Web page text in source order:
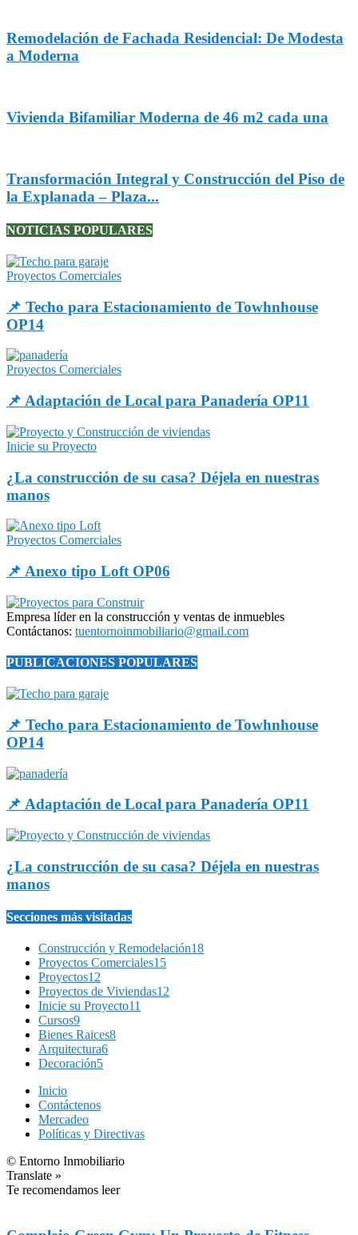
Remodelación de Fachada Residencial: De Modesta
a Moderna
Vivienda Bifamiliar Moderna de 46 m2 cada una
Transformación Integral y Construcción del Piso de
la Explanada – Plaza...
NOTICIAS POPULARES
Proyectos Comerciales
📌 Techo para Estacionamiento de Towhnhouse
OP14
Proyectos Comerciales
📌 Adaptación de Local para Panadería OP11
Inicie su Proyecto
¿La construcción de su casa? Déjela en nuestras
manos
Proyectos Comerciales
📌 Anexo tipo Loft OP06
Empresa líder en la construcción y ventas de inmuebles
Contáctanos: tuentornoinmobiliario@gmail.com
PUBLICACIONES POPULARES
📌 Techo para Estacionamiento de Towhnhouse
OP14
📌 Adaptación de Local para Panadería OP11
¿La construcción de su casa? Déjela en nuestras
manos
Secciones más visitadas
Construcción y Remodelación18
Proyectos Comerciales15
Proyectos12
Proyectos de Viviendas12
Inicie su Proyecto11
Cursos9
Bienes Raices8
Arquitectura6
Decoración5
Inicio
Contáctenos
Mercadeo
Políticas y Directivas
© Entorno Inmobiliario
Translate »
Te recomendamos leer